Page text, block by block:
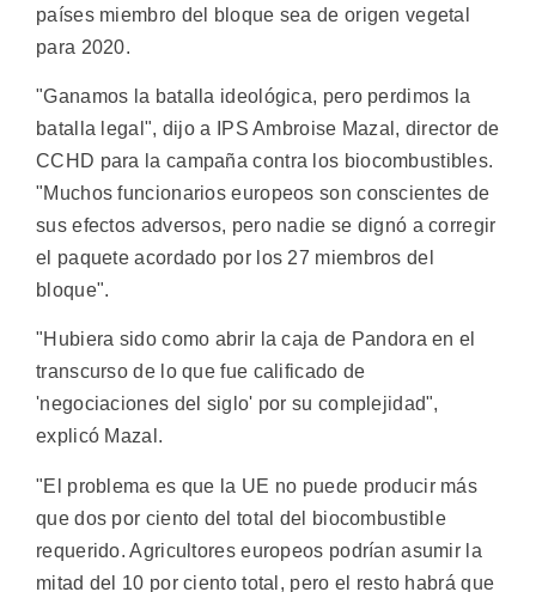
países miembro del bloque sea de origen vegetal
para 2020.
"Ganamos la batalla ideológica, pero perdimos la
batalla legal", dijo a IPS Ambroise Mazal, director de
CCHD para la campaña contra los biocombustibles.
"Muchos funcionarios europeos son conscientes de
sus efectos adversos, pero nadie se dignó a corregir
el paquete acordado por los 27 miembros del
bloque".
"Hubiera sido como abrir la caja de Pandora en el
transcurso de lo que fue calificado de
'negociaciones del siglo' por su complejidad",
explicó Mazal.
"El problema es que la UE no puede producir más
que dos por ciento del total del biocombustible
requerido. Agricultores europeos podrían asumir la
mitad del 10 por ciento total, pero el resto habrá que